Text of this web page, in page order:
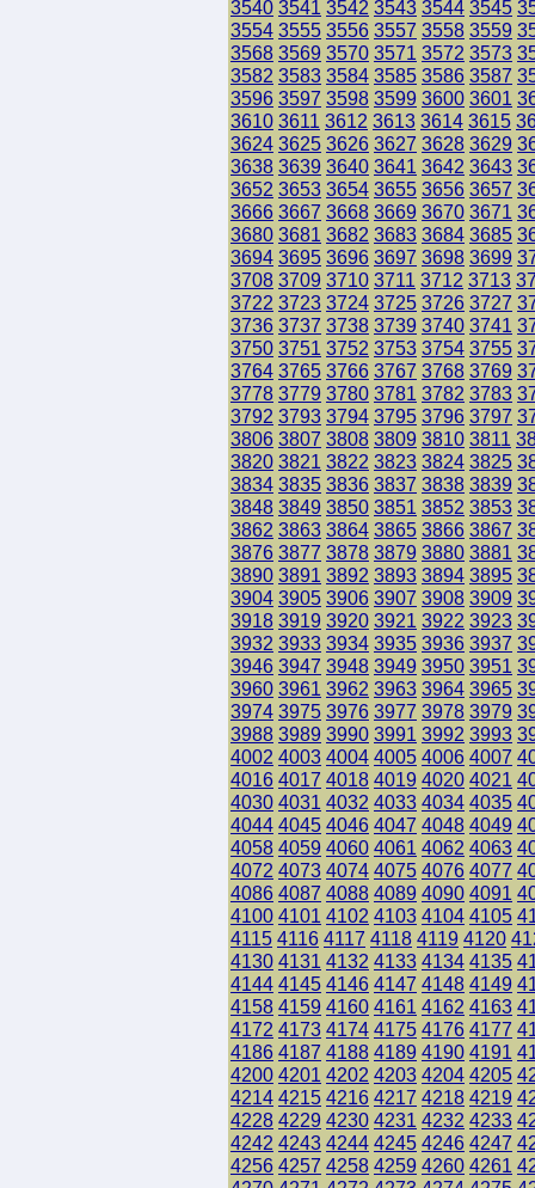
3540 3541 3542 3543 3544 3545
3554 3555 3556 3557 3558 3559
3568 3569 3570 3571 3572 3573
3582 3583 3584 3585 3586 3587
3596 3597 3598 3599 3600 3601
3610 3611 3612 3613 3614 3615
3624 3625 3626 3627 3628 3629
3638 3639 3640 3641 3642 3643
3652 3653 3654 3655 3656 3657
3666 3667 3668 3669 3670 3671
3680 3681 3682 3683 3684 3685
3694 3695 3696 3697 3698 3699
3708 3709 3710 3711 3712 3713
3722 3723 3724 3725 3726 3727
3736 3737 3738 3739 3740 3741
3750 3751 3752 3753 3754 3755
3764 3765 3766 3767 3768 3769
3778 3779 3780 3781 3782 3783
3792 3793 3794 3795 3796 3797
3806 3807 3808 3809 3810 3811
3820 3821 3822 3823 3824 3825
3834 3835 3836 3837 3838 3839
3848 3849 3850 3851 3852 3853
3862 3863 3864 3865 3866 3867
3876 3877 3878 3879 3880 3881
3890 3891 3892 3893 3894 3895
3904 3905 3906 3907 3908 3909
3918 3919 3920 3921 3922 3923
3932 3933 3934 3935 3936 3937
3946 3947 3948 3949 3950 3951
3960 3961 3962 3963 3964 3965
3974 3975 3976 3977 3978 3979
3988 3989 3990 3991 3992 3993
4002 4003 4004 4005 4006 4007
4016 4017 4018 4019 4020 4021
4030 4031 4032 4033 4034 4035
4044 4045 4046 4047 4048 4049
4058 4059 4060 4061 4062 4063
4072 4073 4074 4075 4076 4077
4086 4087 4088 4089 4090 4091
4100 4101 4102 4103 4104 4105
4115 4116 4117 4118 4119 4120
4130 4131 4132 4133 4134 4135
4144 4145 4146 4147 4148 4149
4158 4159 4160 4161 4162 4163
4172 4173 4174 4175 4176 4177
4186 4187 4188 4189 4190 4191
4200 4201 4202 4203 4204 4205
4214 4215 4216 4217 4218 4219
4228 4229 4230 4231 4232 4233
4242 4243 4244 4245 4246 4247
4256 4257 4258 4259 4260 4261